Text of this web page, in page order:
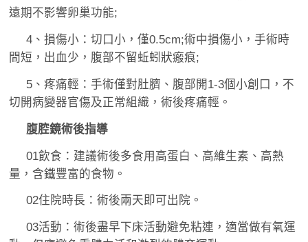
遠期不影響卵巢功能;
4、損傷小：切口小，僅0.5cm;術中損傷小，手術時
間短，出血少，腹部不留蚯蚓狀瘢痕;
5、疼痛輕：手術僅對肚臍、腹部開1-3個小創口，不
切開病變器官傷及正常組織，術後疼痛輕。
腹腔鏡術後指導
01飲食：建議術後多食用高蛋白、高維生素、高熱
量，含鐵豐富的食物。
02住院時長：術後兩天即可出院。
03活動：術後盡早下床活動避免粘連，適當做有氧運